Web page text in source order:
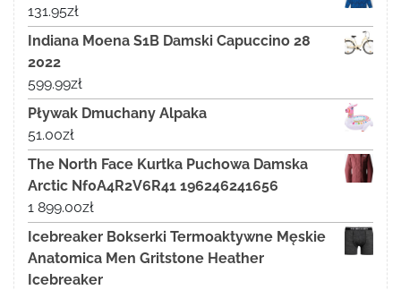
131.95zł
Indiana Moena S1B Damski Capuccino 28
2022
599.99zł
Pływak Dmuchany Alpaka
51.00zł
The North Face Kurtka Puchowa Damska
Arctic Nf0A4R2V6R41 196246241656
1 899.00zł
Icebreaker Bokserki Termoaktywne Męskie
Anatomica Men Gritstone Heather
Icebreaker